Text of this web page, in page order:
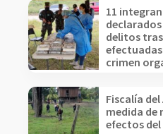
11
delitos
crimen
Fiscalía
medida de
efectos